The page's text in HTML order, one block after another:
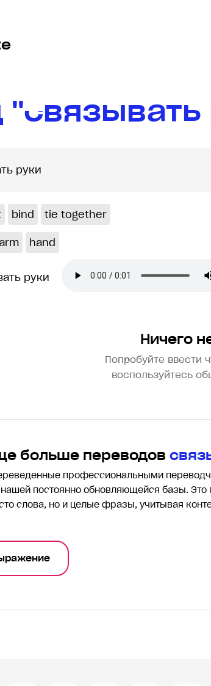
bind tie together
hand
руки
Ничего
Попробуйте ввести
воспользуйтесь
больше переводов
профессиональными
постоянно обновляющейся базы. Это
слова, но и целые фразы, учитывая